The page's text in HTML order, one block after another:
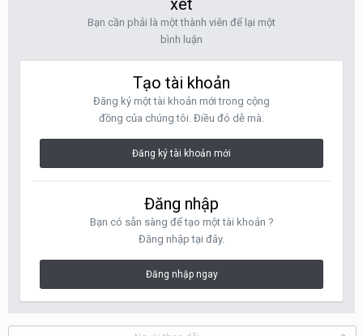
xét
Bạn cần phải là một thành viên để lại một
bình luận
Tạo tài khoản
Đăng ký một tài khoản mới trong cộng
đồng của chúng tôi. Điều đó dễ mà.
Đăng ký tài khoản mới
Đăng nhập
Bạn có sẵn sàng để tạo một tài khoản ?
Đăng nhập tại đây.
Đăng nhập ngay